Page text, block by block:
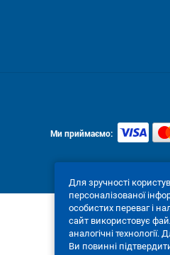
Ми приймаємо:
Для зручності
персоналізованої
особистих переваг і
сайт використовує
аналогічні
Ви повинні